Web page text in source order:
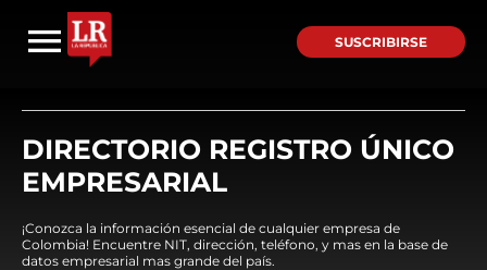
SUSCRIBIRSE
DIRECTORIO REGISTRO ÚNICO
EMPRESARIAL
¡Conozca la información esencial de cualquier empresa de
Colombia! Encuentre NIT, dirección, teléfono, y mas en la base de
datos empresarial mas grande del país.